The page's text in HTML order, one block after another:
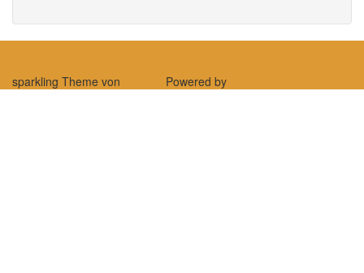
sparkling Theme von Powered by